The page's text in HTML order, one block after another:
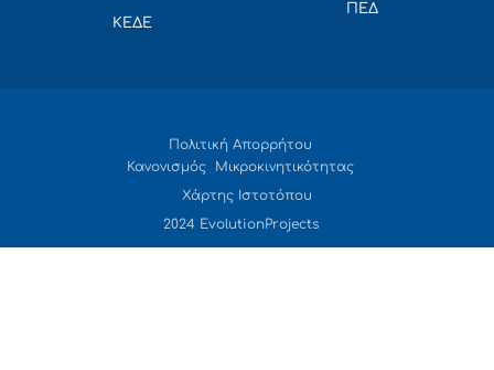
ΚΕΔΕ
ΠΕΔ
Πολιτική Απορρήτου
Κανονισμός Μικροκινητικότητας
Χάρτης Ιστοτόπου
2024 EvolutionProjects